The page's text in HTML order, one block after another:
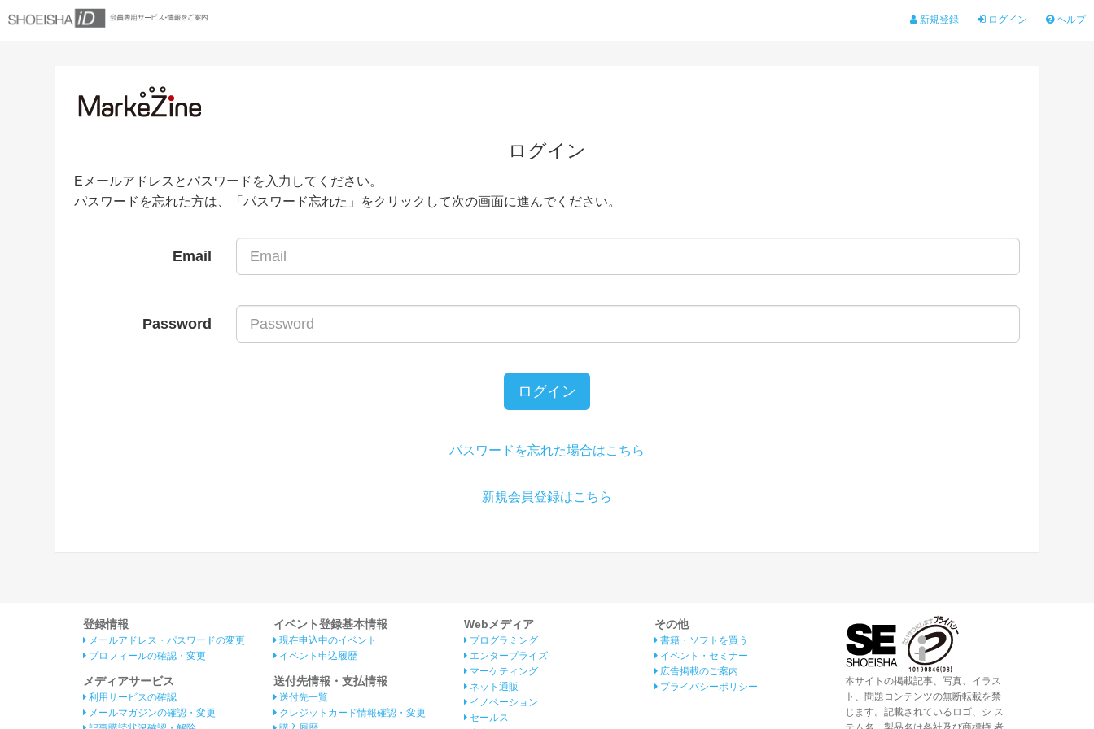
新規登録 ログイン ヘルプ
ログイン
Eメールアドレスとパスワードを入力してください。
パスワードを忘れた方は、「パスワード忘れた」をクリックして次の画面に進んでください。
Email
Password
ログイン
パスワードを忘れた場合はこちら
新規会員登録はこちら
登録情報
メールアドレス・パスワードの変更
プロフィールの確認・変更
メディアサービス
利用サービスの確認
メールマガジンの確認・変更
イベント登録基本情報
現在申込中のイベント
イベント申込履歴
送付先情報・支払情報
送付先一覧
クレジットカード情報確認・変更
Webメディア
プログラミング
エンタープライズ
マーケティング
ネット通販
イノベーション
セールス
その他
書籍・ソフトを買う
イベント・セミナー
広告掲載のご案内
プライバシーポリシー
本サイトの掲載記事、写真、イラス
ト、問題コンテンツの無断転載を禁
じます。記載されているロゴ、シ ス